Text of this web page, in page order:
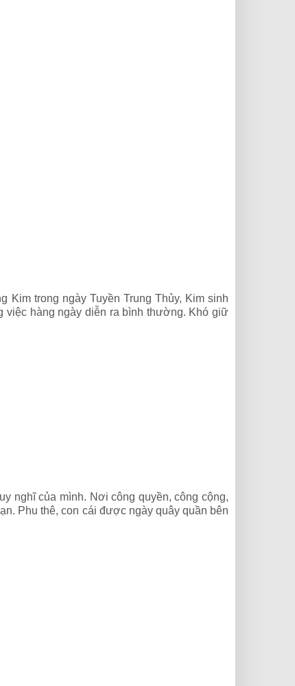
Kim trong ngày Tuyền Trung Thủy, Kim sinh
hàng ngày diễn ra bình thường. Khó giữ
nghĩ của mình. Nơi công quyền, công cộng,
Phu thê, con cái được ngày quây quần bên